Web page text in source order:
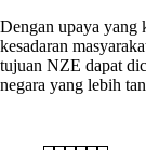
Dengan upaya yang
kesadaran
tujuan NZE dapat
negara yang lebih